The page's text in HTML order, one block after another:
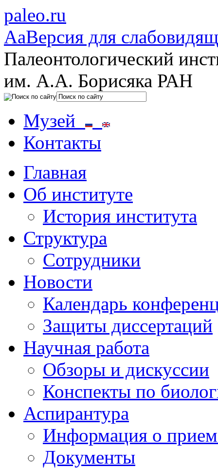
paleo.ru
AaВерсия для
Палеонтологический
им. А.А. Борисяка РАН
Музей
Контакты
Главная
Об институте
История института
Структура
Сотрудники
Новости
Календарь
Защиты диссертаций
Научная работа
Обзоры и дискуссии
Конспекты по
Аспирантура
Информация о
Документы